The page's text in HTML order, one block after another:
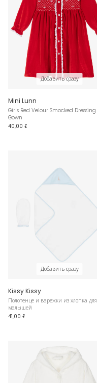
Добавить сразу
Mini Lunn
Girls Red Velour Smocked Dressing
Gown
40,00 £
Добавить сразу
Kissy Kissy
Полотенце и варежки из хлопка для
малышей
41,00 £